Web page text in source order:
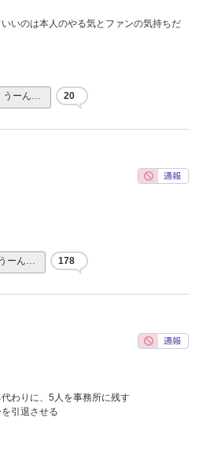
いのは本人のやる気とファンの気持ちだ
うーん… 20
うーん… 178
わりに、5人を事務所に残す
引退させる